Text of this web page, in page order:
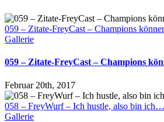
059 – Zitate-FreyCast – Champions
Gallerie
059 – Zitate-FreyCast – Champions
Februar 20th, 2017
058 – FreyWurf – Ich hustle, also bin ich…
Gallerie